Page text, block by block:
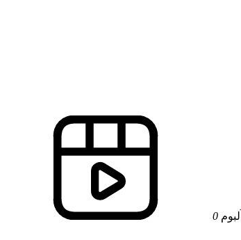
آلبوم 0